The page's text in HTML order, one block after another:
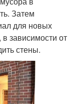
Затем
для новых
в зависимости от
стены.